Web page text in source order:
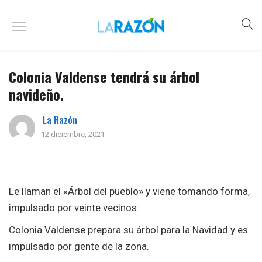
Colonia Valdense tendrá su árbol
navideño.
La Razón
12 diciembre, 2021
Le llaman el «Árbol del pueblo» y viene tomando forma,
impulsado por veinte vecinos:
Colonia Valdense prepara su árbol para la Navidad y es
impulsado por gente de la zona.